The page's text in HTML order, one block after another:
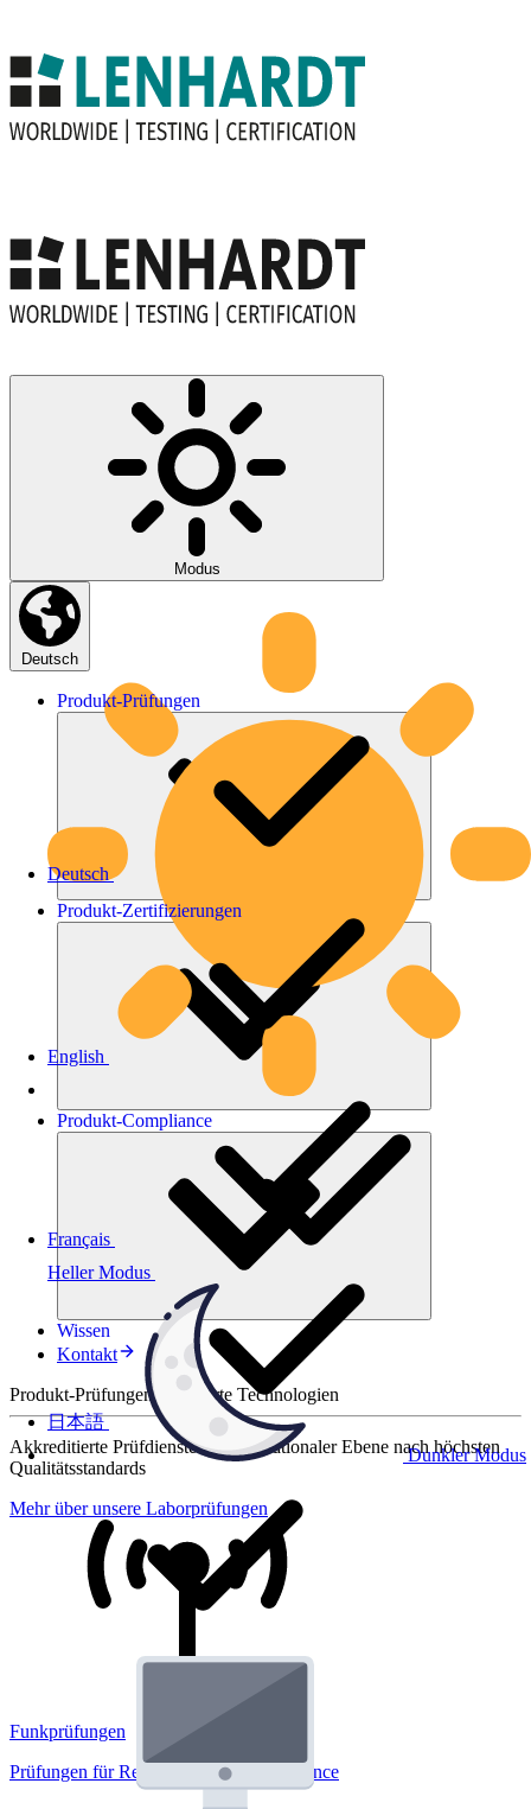
Modus
Heller Modus
Dunkler Modus
Deutsch
Deutsch
English
Français
日本語
Produkt-Prüfungen
Produkt-Zertifizierungen
Produkt-Compliance
Wissen
Kontakt
Produkt-Prüfungen für smarte Technologien
Akkreditierte Prüfdienste auf internationaler Ebene nach höchsten
Qualitätsstandards
Mehr über unsere Laborprüfungen
Funkprüfungen
Prüfungen für Regulatorik und Performance